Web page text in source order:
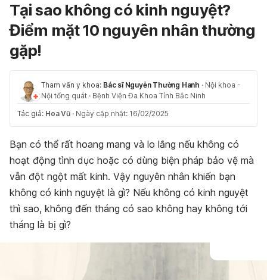
Tại sao không có kinh nguyệt?
Điểm mặt 10 nguyên nhân thường
gặp!
Tham vấn y khoa: Bác sĩ Nguyễn Thường Hanh · Nội khoa -
Nội tổng quát · Bệnh Viện Đa Khoa Tỉnh Bắc Ninh
Tác giả: Hoa Vũ · Ngày cập nhật: 16/02/2025
Bạn có thể rất hoang mang và lo lắng nếu không có
hoạt động tình dục hoặc có dùng biện pháp bảo vệ mà
vẫn đột ngột mất kinh. Vậy nguyên nhân khiến bạn
không có kinh nguyệt là gì? Nếu không có kinh nguyệt
thì sao, không đến tháng có sao không hay không tới
tháng là bị gì?